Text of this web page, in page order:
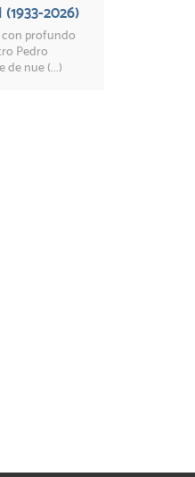
2026)
con profundo
Pedro
nue (...)